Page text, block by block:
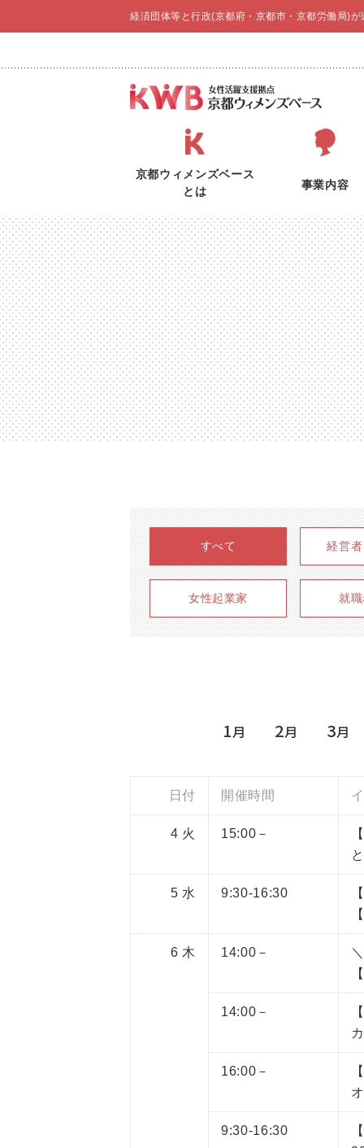
経済団体等と行政(京都府・京都市・京都労働局)
京都ウィメンズベース
とは
事業内容
すべて 経営
女性起業家 就
1月 2月 3月
日付 開催時間
4 火 15:00－
5 水 9:30-16:30
6 木 14:00－
14:00－
16:00－
9:30-16:30